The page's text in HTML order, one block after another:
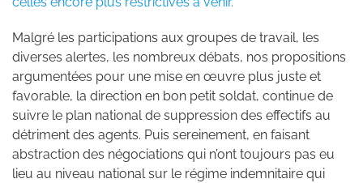
Malgré les participations aux groupes de travail, les
diverses alertes, les nombreux débats, nos propositions
argumentées pour une mise en œuvre plus juste et
favorable, la direction en bon petit soldat, continue de
suivre le plan national de suppression des effectifs au
détriment des agents. Puis sereinement, en faisant
abstraction des négociations qui n’ont toujours pas eu
lieu au niveau national sur le régime indemnitaire qui